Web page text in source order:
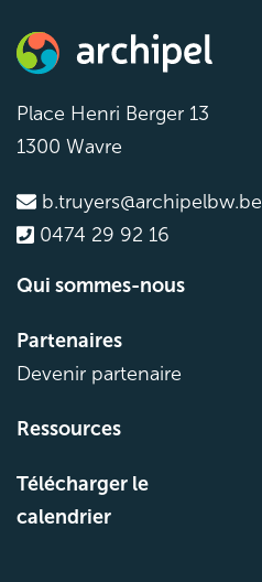
13h – 16h
Bureau Archipel
Place Henri Berger 13
1300 Wavre
b.truyers@archipelbw.be
0474 29 92 16
Qui sommes-nous
Partenaires
Devenir partenaire
Ressources
Télécharger le
calendrier